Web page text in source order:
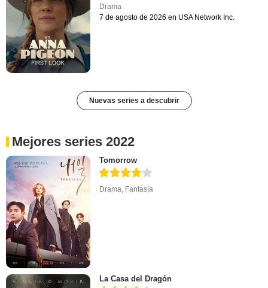
Drama
7 de agosto de 2026 en USA Network Inc.
Nuevas series a descubrir
Mejores series 2022
Tomorrow
Drama, Fantasía
La Casa del Dragón